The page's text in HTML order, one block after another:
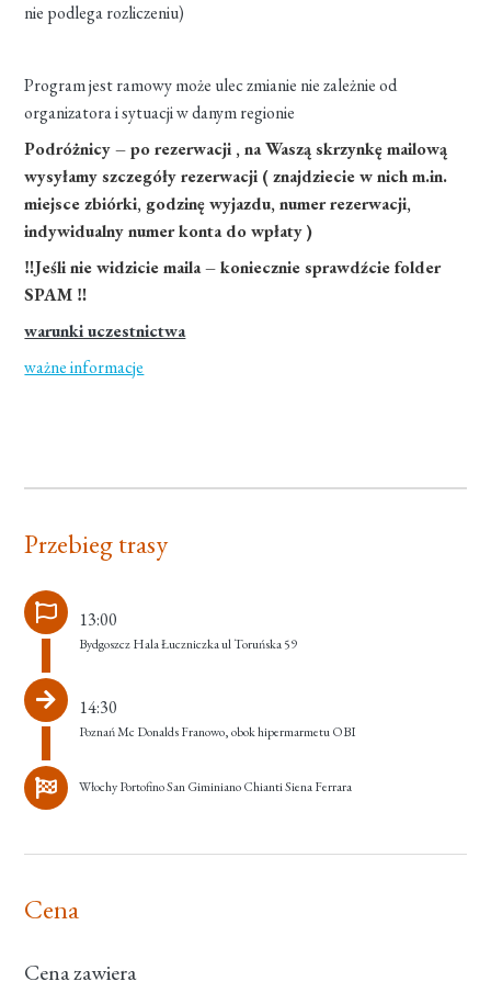
nie podlega rozliczeniu)
Program jest ramowy może ulec zmianie nie zależnie od
organizatora i sytuacji w danym regionie
Podróżnicy – po rezerwacji , na Waszą skrzynkę mailową
wysyłamy szczegóły rezerwacji ( znajdziecie w nich m.in.
miejsce zbiórki, godzinę wyjazdu, numer rezerwacji,
indywidualny numer konta do wpłaty )
‼Jeśli nie widzicie maila – koniecznie sprawdźcie folder
SPAM ‼
warunki uczestnictwa
ważne informacje
Przebieg trasy
13:00
Bydgoszcz Hala Łuczniczka ul Toruńska 59
14:30
Poznań Mc Donalds Franowo, obok hipermarmetu OBI
Włochy Portofino San Giminiano Chianti Siena Ferrara
Cena
Cena zawiera